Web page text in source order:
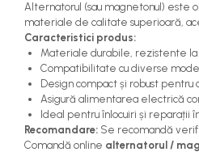
Sistem Directie
Bielete Motostivuitor
Capete de Bară Motostivuitor
Caseta Directie
Cilindrii Directie
Fuzete Stivuitor
Piese Directie Stivuitoare
Alternatorul (sau magnetonul) este
materiale de calitate superioară,
Caracteristici produs:
Materiale durabile, rezistente
Compatibilitate cu diverse
Design compact și robust pentru
Asigură alimentarea electrică
Ideal pentru înlocuiri și reparații
Recomandare: Se recomandă
Comandă online alternatorul /